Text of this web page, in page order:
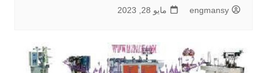
engmansy مايو 28, 2023